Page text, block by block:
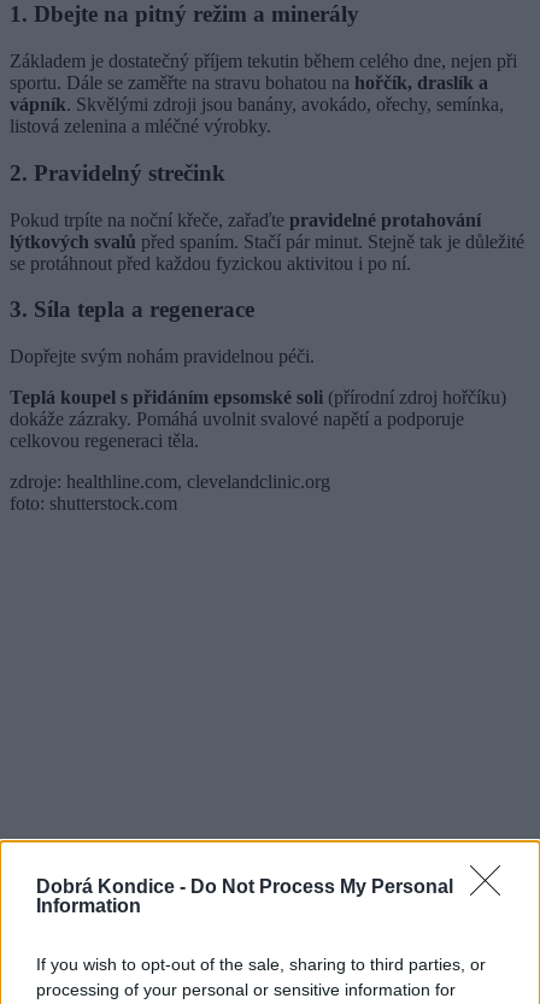
Dobrá Kondice - Do Not Process My Personal
Information
If you wish to opt-out of the sale, sharing to third parties, or
processing of your personal or sensitive information for
1. Dbejte na pitný režim a minerály
Základem je dostatečný příjem tekutin během celého dne, nejen při
sportu. Dále se zaměřte na stravu bohatou na hořčík, draslík a
vápník. Skvělými zdroji jsou banány, avokádo, ořechy, semínka,
listová zelenina a mléčné výrobky.
2. Pravidelný strečink
Pokud trpíte na noční křeče, zařaďte pravidelné protahování
lýtkových svalů před spaním. Stačí pár minut. Stejně tak je důležité
se protáhnout před každou fyzickou aktivitou i po ní.
3. Síla tepla a regenerace
Dopřejte svým nohám pravidelnou péči.
Teplá koupel s přidáním epsomské soli (přírodní zdroj hořčíku)
dokáže zázraky. Pomáhá uvolnit svalové napětí a podporuje
celkovou regeneraci těla.
zdroje: healthline.com, clevelandclinic.org
foto: shutterstock.com
zdravínemoc